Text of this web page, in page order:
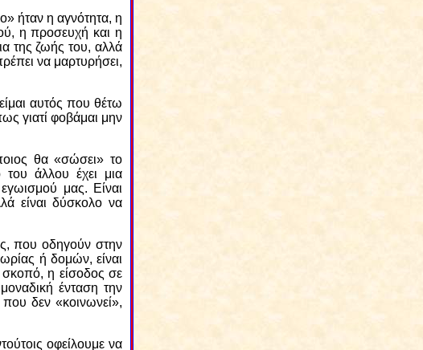
ήταν η αγνότητα, η
η προσευχή και η
της ζωής του, αλλά
να μαρτυρήσει,
αυτός που θέτω
γιατί φοβάμαι μην
θα «σώσει» το
του άλλου έχει μια
μας. Είναι
είναι δύσκολο να
που οδηγούν στην
ή δομών, είναι
σκοπό, η είσοδος σε
ένταση την
δεν «κοινωνεί»,
οφείλουμε να